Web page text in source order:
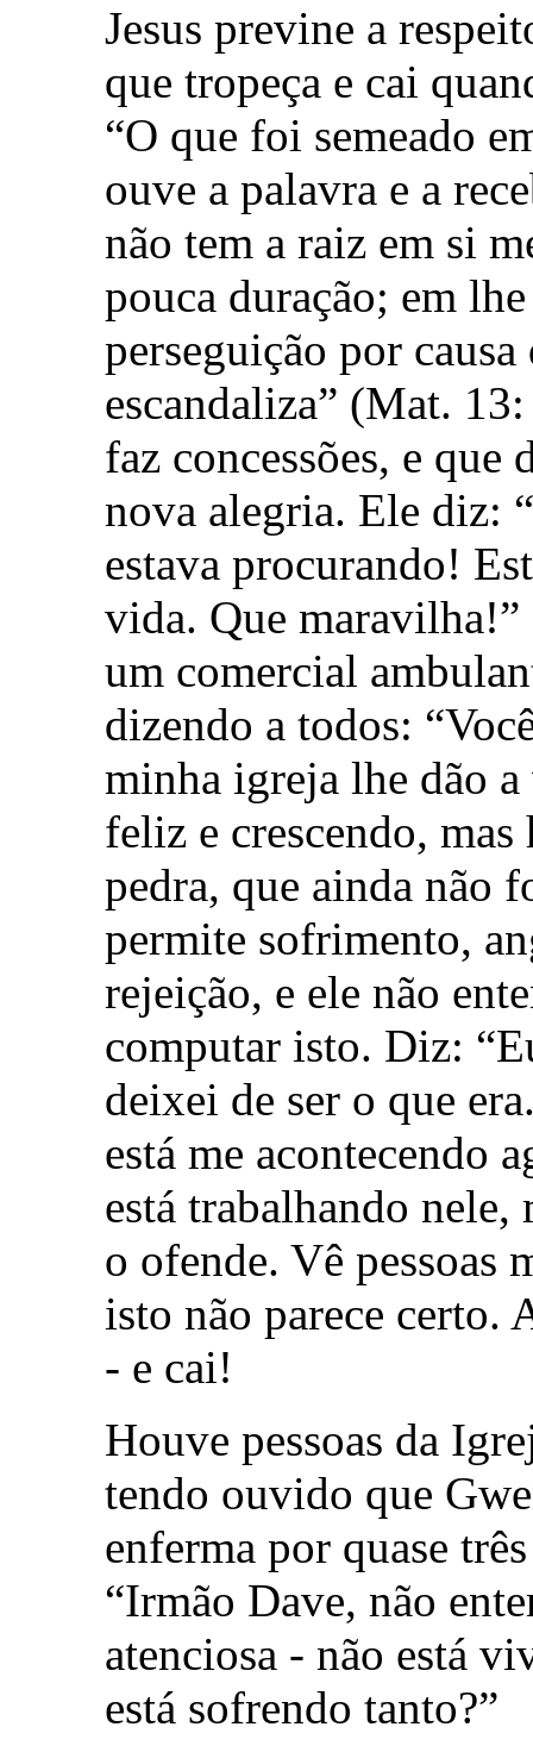
Jesus previne a
que tropeça e cai
“O que foi semeado
ouve a palavra e a
não tem a raiz em si
pouca duração; em
perseguição por
escandaliza” (Mat.
faz concessões, e que
nova alegria. Ele diz:
estava procurando!
vida. Que
um comercial
dizendo a todos:
minha igreja lhe dão a
feliz e crescendo,
pedra, que ainda não
permite sofrimento,
rejeição, e ele não
computar isto. Diz:
deixei de ser o que
está me acontecendo
está trabalhando
o ofende. Vê pessoas
isto não parece certo.
- e cai!
Houve pessoas da
tendo ouvido que
enferma por quase
“Irmão Dave, não
atenciosa - não está
está sofrendo tanto?”